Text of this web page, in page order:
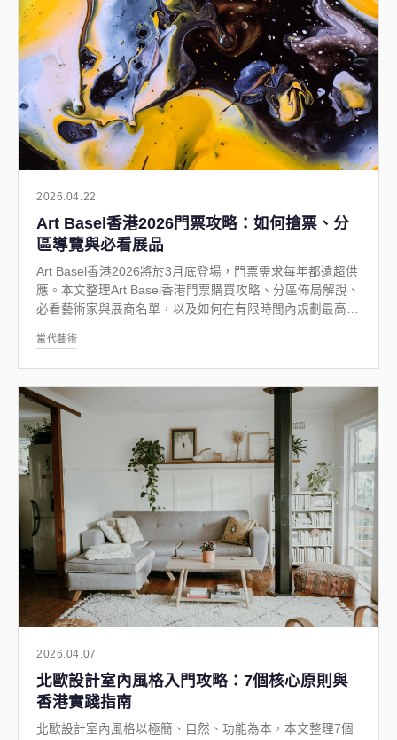
2026.04.22
Art Basel香港2026門票攻略：如何搶票、分
區導覽與必看展品
Art Basel香港2026將於3月底登場，門票需求每年都遠超供
應。本文整理Art Basel香港門票購買攻略、分區佈局解說、
必看藝術家與展商名單，以及如何在有限時間內規劃最高效
當代藝術
2026.04.07
北歐設計室內風格入門攻略：7個核心原則與
香港實踐指南
北歐設計室內風格以極簡、自然、功能為本，本文整理7個